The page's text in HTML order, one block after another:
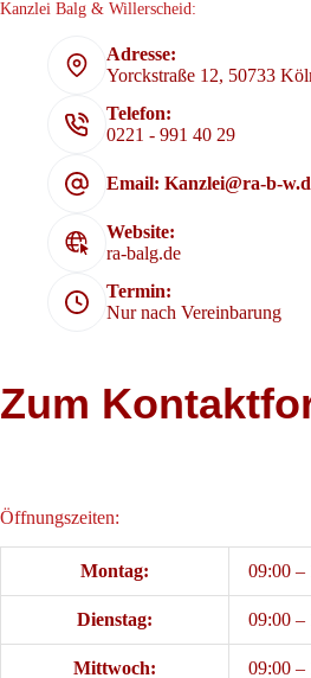
Kanzlei Balg & Willerscheid:
Adresse:
Yorckstraße 12, 50733
Telefon:
0221 - 991 40 29
Email: Kanzlei@ra-b-
Website:
ra-balg.de
Termin:
Nur nach Vereinbarung
Zum
Öffnungszeiten:
Montag: 09:00 –
Dienstag: 09:00 –
Mittwoch: 09:00 –